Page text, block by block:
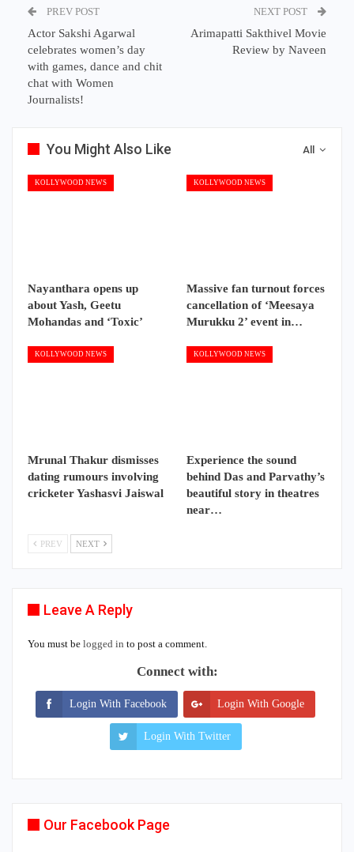
PREV POST
Actor Sakshi Agarwal
celebrates women’s day
with games, dance and chit
chat with Women
Journalists!
NEXT POST
Arimapatti Sakthivel Movie
Review by Naveen
All
You Might Also Like
KOLLYWOOD NEWS
Nayanthara opens up
about Yash, Geetu
Mohandas and ‘Toxic’
KOLLYWOOD NEWS
Massive fan turnout forces
cancellation of ‘Meesaya
Murukku 2’ event in…
KOLLYWOOD NEWS
Mrunal Thakur dismisses
dating rumours involving
cricketer Yashasvi Jaiswal
KOLLYWOOD NEWS
Experience the sound
behind Das and Parvathy’s
beautiful story in theatres
near…
PREV NEXT
Leave A Reply
You must be logged in to post a comment.
Connect with:
Login With Facebook Login With Google
Login With Twitter
Our Facebook Page